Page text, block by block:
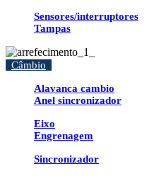
Sensores/interruptores
Tampas
Câmbio
Alavanca cambio
Anel sincronizador
Eixo
Engrenagem
Sincronizador